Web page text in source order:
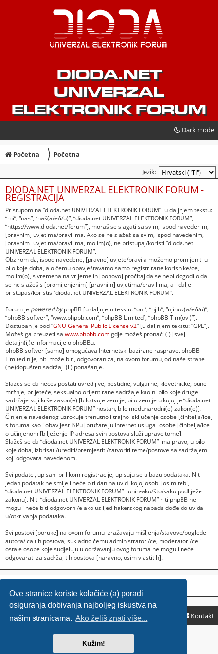
Ove stranice koriste kolačiće (a) poradi
osiguranja dobivanja najboljeg iskustva na
našim stranicama. Ako želiš znati više...
Kužim!
DIODA.NET
UNIVERZAL
ELEKTRONIK FORUM
Dark mode
Početna 〉 Početna
Jezik:
DIODA.NET UNIVERZAL ELEKTRONIK FORUM -
REGISTRACIJA
Pristupom na “dioda.net UNIVERZAL ELEKTRONIK FORUM” [u daljnjem tekstu:
“mi”, “nas”, “naš(a/e/i/u)”, “dioda.net UNIVERZAL ELEKTRONIK FORUM”,
“https://www.dioda.net/forum”], moraš se slagati sa svim, ispod navedenim,
[pravnim] uvjetima/pravilima. Ako se ne slažeš sa svim, ispod navedenim,
[pravnim] uvjetima/pravilima, molim(o), ne pristupaj/koristi “dioda.net
UNIVERZAL ELEKTRONIK FORUM”.
Obzirom da, ispod navedene, [pravne] uvjete/pravila možemo promijeniti u
bilo koje doba, a o čemu obavještavamo samo registrirane korisnike/ce,
molim(o), s vremena na vrijeme ih [ponovo] pročitaj da se nebi dogodilo da
se ne slažeš s [promijenjenim] [pravnim] uvjetima/pravilima, a i dalje
pristupaš/koristiš “dioda.net UNIVERZAL ELEKTRONIK FORUM”.
Forum je powered byphpBB [u daljnjem tekstu: “oni”, “njih”, “njihov(a/e/i/u)”,
“phpBB softver”, “www.phpbb.com”, “phpBB Limited”, “phpBB Tim(ovi)”].
Dostupan je pod “GNU General Public License v2” [u daljnjem tekstu: “GPL”].
Možeš ga preuzeti sa www.phpbb.comgdje možeš pronaći (i) [sve]
detaljn(ij)e informacije o phpBBu.
phpBB softver [samo] omogućava Internetski bazirane rasprave. phpBB
Limited nije, niti može biti, odgovoran za, na ovom forumu, od naše strane
(ne)dopušten sadržaj i(li) ponašanje.
Slažeš se da nećeš postati uvredljive, bestidne, vulgarne, klevetničke, pune
mržnje, prijeteće, seksualno orijentirane sadržaje kao ni bilo koje druge
sadržaje koji krše zakon(e) [bilo tvoje zemlje, bilo zemlje u kojoj je “dioda.net
UNIVERZAL ELEKTRONIK FORUM” hostan, bilo međunarodni(e) zakon(e)].
Činjenje navedenog uzrokuje trenutno i trajno isključenje osobe [činitelja/ice]
s foruma kao i obavijest ISPu [pružatelju Internet usluga] osobe [činitelja/ice]
o učinjenom [bilježenje IP adresa svih postova služi upravo tome].
Slažeš se da “dioda.net UNIVERZAL ELEKTRONIK FORUM” ima pravo, u bilo
koje doba, izbrisati/urediti/premjestiti/zatvoriti teme/postove sa sadržajem
koji odgovara navedenom.
Svi podatci, upisani prilikom registracije, upisuju se u bazu podataka. Niti
jedan podatak ne smije i neće biti dan na uvid ikojoj osobi [osim tebi,
“dioda.net UNIVERZAL ELEKTRONIK FORUM” i onih-ako/što/kako podliježe
zakonu]. Niti “dioda.net UNIVERZAL ELEKTRONIK FORUM” niti phpBB ne
mogu i neće biti odgovorni/e ako uslijed hakerskog napada dođe do uvida
u/otkrivanja podataka.
Svi postovi [poruke] na ovom forumu izražavaju mišljenja/stavove/poglede
autora/ica tih postova, sukladno čemu administratori/ce, moderatori/ce i
ostale osobe koje sudjeluju u održavanju ovog foruma ne mogu i neće
odgovarati za sadržaj tih postova [naravno, osim vlastitih].
Početna Početna Kontakt
Sponsored bySajaMobile
phpBB® Forum Software © phpBB Limited
HR (CRO) byAnčica Sečan